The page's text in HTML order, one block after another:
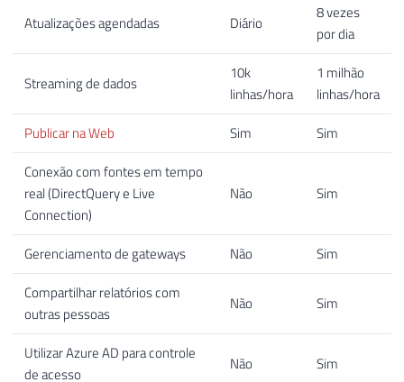
Atualizações agendadas Diário
8 vezes
por dia
Streaming de dados
10k
linhas/hora
1 milhão
linhas/hora
Publicar na Web
Sim
Sim
Conexão com fontes em tempo
real (DirectQuery e Live
Connection)
Não Sim
Gerenciamento de gateways Não
Sim
Compartilhar relatórios com
outras pessoas
Não Sim
Utilizar Azure AD para controle
de acesso
Não Sim